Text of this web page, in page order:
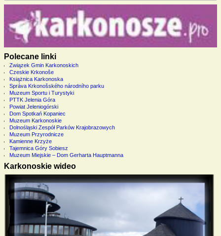
Polecane linki
Związek Gmin Karkonoskich
Czeskie Krkonoše
Książnica Karkonoska
Správa Krkonošského národního parku
Muzeum Sportu i Turystyki
PTTK Jelenia Góra
Powiat Jeleniogórski
Dom Spotkań Kopaniec
Muzeum Karkonoskie
Dolnośląski Zespół Parków Krajobrazowych
Muzeum Przyrodnicze
Kamienne Krzyże
Tajemnica Góry Sobiesz
Muzeum Miejskie – Dom Gerharta Hauptmanna
Karkonoskie wideo